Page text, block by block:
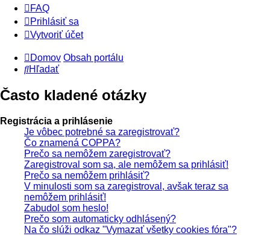
FAQ
Prihlásiť sa
Vytvoriť účet
Domov Obsah portálu
Hľadať
Často kladené otázky
Registrácia a prihlásenie
Je vôbec potrebné sa zaregistrovať?
Čo znamená COPPA?
Prečo sa nemôžem zaregistrovať?
Zaregistroval som sa, ale nemôžem sa prihlásiť!
Prečo sa nemôžem prihlásiť?
V minulosti som sa zaregistroval, avšak teraz sa
nemôžem prihlásiť!
Zabudol som heslo!
Prečo som automaticky odhlásený?
Na čo slúži odkaz "Vymazať všetky cookies fóra"?